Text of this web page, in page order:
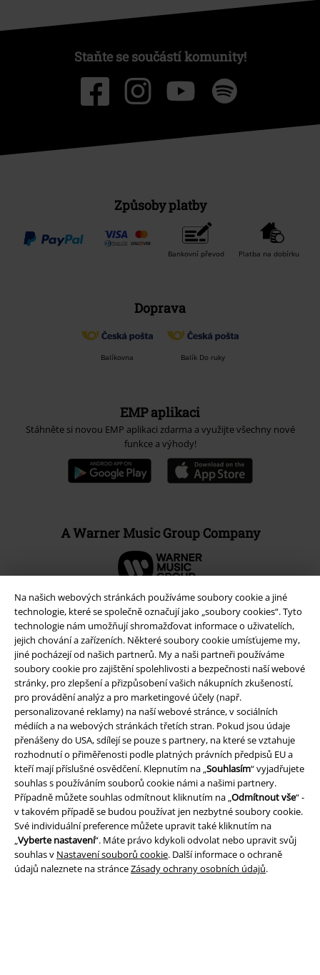
Na našich webových stránkách používáme soubory cookie a jiné
technologie, které se společně označují jako „soubory cookies“. Tyto
technologie nám umožňují shromažďovat informace o uživatelích,
jejich chování a zařízeních. Některé soubory cookie umísťujeme my,
jiné pocházejí od našich partnerů. My a naši partneři používáme
soubory cookie pro zajištění spolehlivosti a bezpečnosti naší webové
stránky, pro zlepšení a přizpůsobení vašich nákupních zkušeností,
pro provádění analýz a pro marketingové účely (např.
personalizované reklamy) na naší webové stránce, v sociálních
médiích a na webových stránkách třetích stran. Pokud jsou údaje
přenášeny do USA, sdílejí se pouze s partnery, na které se vztahuje
rozhodnutí o přiměřenosti podle platných právních předpisů EU a
kteří mají příslušné osvědčení. Klepnutím na „Souhlasím“ vyjadřujete
souhlas s používáním souborů cookie námi a našimi partnery.
Případně můžete souhlas odmítnout kliknutím na „Odmítnout vše“ -
v takovém případě se budou používat jen nezbytné soubory cookie.
Své individuální preference můžete upravit také kliknutím na
„Vyberte nastavení“. Máte právo kdykoli odvolat nebo upravit svůj
souhlas v Nastavení souborů cookie. Další informace o ochraně
údajů naleznete na stránceZásady ochrany osobních údajů.
Staňte se součástí komunity!
Způsoby platby
Bankovní převod Platba na dobírku
Doprava
Balíkovna Balík Do ruky
EMP aplikaci
Stáhněte si novou EMP aplikaci zdarma a využijte všechny nové
funkce a výhody!
A Warner Music Group Company
Právní informace
Podmínky
Prohlášení
Ochrana osobních údajů
Likvidace odpadu a ochrana životního prostředí